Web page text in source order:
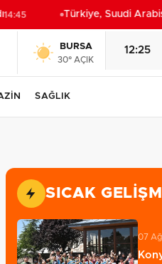
Türkiye, Suudi
BURSA
30° AÇIK
12:25
SAĞLIK
SICAK
07